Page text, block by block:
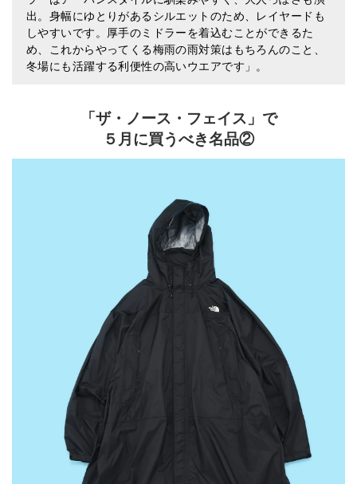
出。身幅にゆとりがあるシルエットのため、レイヤードも
しやすいです。厚手のミドラーを着込むことができるた
め、これからやってくる梅雨の雨対策はもちろんのこと、
冬場にも活躍する利便性の高いウエアです」。
「ザ・ノース・フェイス」で
５月に買うべき名品②